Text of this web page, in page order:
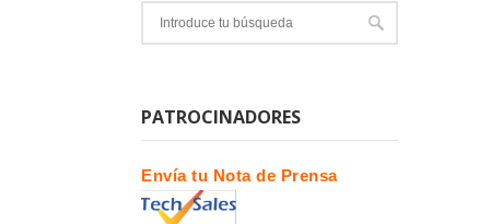
PATROCINADORES
Envía tu Nota de Prensa